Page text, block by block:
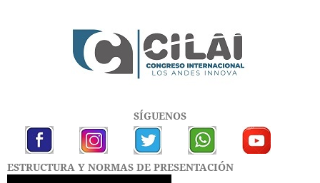
SÍGUENOS
ESTRUCTURA Y NORMAS DE PRESENTACIÓN